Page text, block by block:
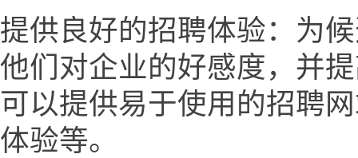
提供良好的招聘体验：为
他们对企业的好感度，并
可以提供易于使用的招聘
体验等。